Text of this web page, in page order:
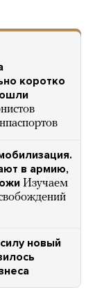
коротко
в армию,
Изучаем
новый